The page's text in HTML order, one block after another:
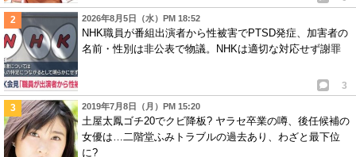
2026年8月5日（水）PM 18:52
NHK職員が番組出演者から性被害でPTSD発症、加害者の
名前・性別は非公表で物議。NHKは適切な対応せず謝罪
3
2019年7月8日（月）PM 15:20
土屋太鳳ゴチ20でクビ降板? ヤラセ卒業の噂、後任候補の
女優は…二階堂ふみトラブルの過去あり、わざと最下位
に?